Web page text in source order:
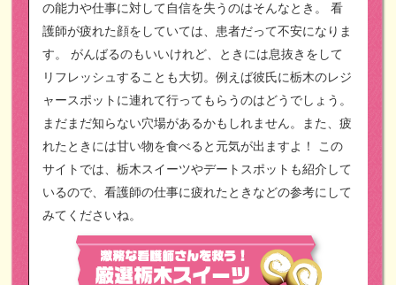
の能力や仕事に対して自信を失うのはそんなとき。
看
護師が疲れた顔をしていては、患者だって不安になりま
す。
がんばるのもいいけれど、ときには息抜きをして
リフレッシュすることも大切。例えば彼氏に栃木のレジ
ャースポットに連れて行ってもらうのはどうでしょう。
まだまだ知らない穴場があるかもしれません。また、疲
れたときには甘い物を食べると元気が出ますよ！
この
サイトでは、栃木スイーツやデートスポットも紹介して
いるので、看護師の仕事に疲れたときなどの参考にして
みてくださいね。